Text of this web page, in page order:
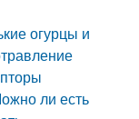
огурцы и
ли есть